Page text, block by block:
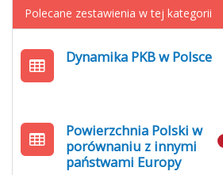
Polecane zestawienia w tej kategorii
Dynamika PKB w Polsce
Powierzchnia Polski w
porównaniu z innymi
państwami Europy